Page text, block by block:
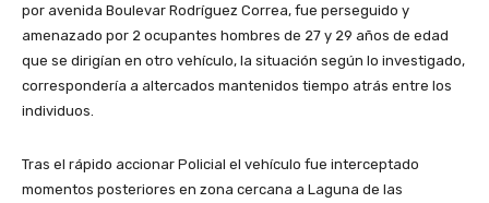
por avenida Boulevar Rodríguez Correa, fue perseguido y
amenazado por 2 ocupantes hombres de 27 y 29 años de edad
que se dirigían en otro vehículo, la situación según lo investigado,
correspondería a altercados mantenidos tiempo atrás entre los
individuos.
Tras el rápido accionar Policial el vehículo fue interceptado
momentos posteriores en zona cercana a Laguna de las